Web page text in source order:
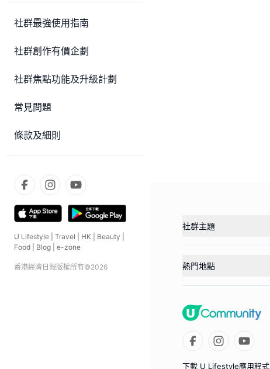
社群最強使用指南
社群創作有價企劃
社群焦點功能及升級計劃
常見問題
條款及細則
U Lifestyle Travel HK Beauty
Food
Blog e-zone
香港經濟日報版權所有©2026
社群主題
熱門地點
下載 U Lifestyle應用程式